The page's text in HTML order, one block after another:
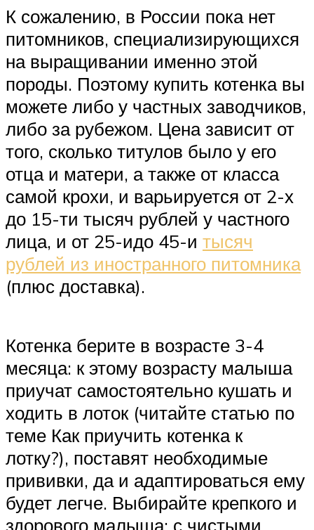
К сожалению, в России пока нет
питомников, специализирующихся
на выращивании именно этой
породы. Поэтому купить котенка вы
можете либо у частных заводчиков,
либо за рубежом. Цена зависит от
того, сколько титулов было у его
отца и матери, а также от класса
самой крохи, и варьируется от 2-х
до 15-ти тысяч рублей у частного
лица, и от 25-идо 45-и тысяч
рублей из иностранного питомника
(плюс доставка).
Котенка берите в возрасте 3-4
месяца: к этому возрасту малыша
приучат самостоятельно кушать и
ходить в лоток (читайте статью по
теме Как приучить котенка к
лотку?), поставят необходимые
прививки, да и адаптироваться ему
будет легче. Выбирайте крепкого и
здорового малыша: с чистыми